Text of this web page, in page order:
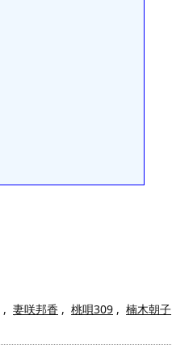
, 妻咲邦香 , 桃唄309 , 楠木朝子